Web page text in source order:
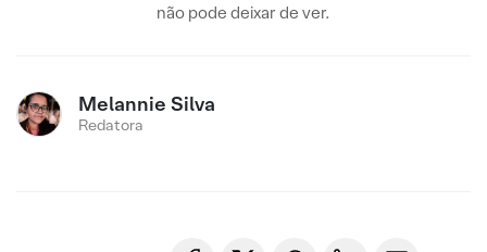
não pode deixar de ver.
Melannie Silva
Redatora